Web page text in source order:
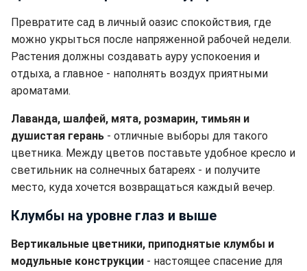
Превратите сад в личный оазис спокойствия, где
можно укрыться после напряженной рабочей недели.
Растения должны создавать ауру успокоения и
отдыха, а главное - наполнять воздух приятными
ароматами.
Лаванда, шалфей, мята, розмарин, тимьян и
душистая герань - отличные выборы для такого
цветника. Между цветов поставьте удобное кресло и
светильник на солнечных батареях - и получите
место, куда хочется возвращаться каждый вечер.
Клумбы на уровне глаз и выше
Вертикальные цветники, приподнятые клумбы и
модульные конструкции - настоящее спасение для